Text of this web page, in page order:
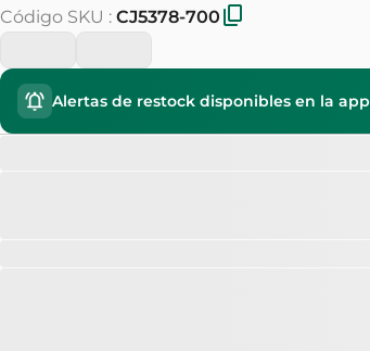
Código SKU : CJ5378-700
Alertas de restock disponibles en la app